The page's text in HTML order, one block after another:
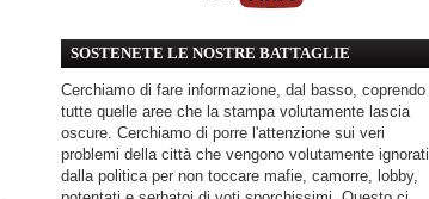
SOSTENETE LE NOSTRE BATTAGLIE
Cerchiamo di fare informazione, dal basso, coprendo
tutte quelle aree che la stampa volutamente lascia
oscure. Cerchiamo di porre l'attenzione sui veri
problemi della città che vengono volutamente ignorati
dalla politica per non toccare mafie, camorre, lobby,